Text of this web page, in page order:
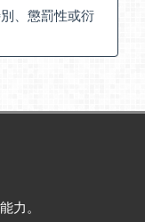
、懲罰性或衍
力。